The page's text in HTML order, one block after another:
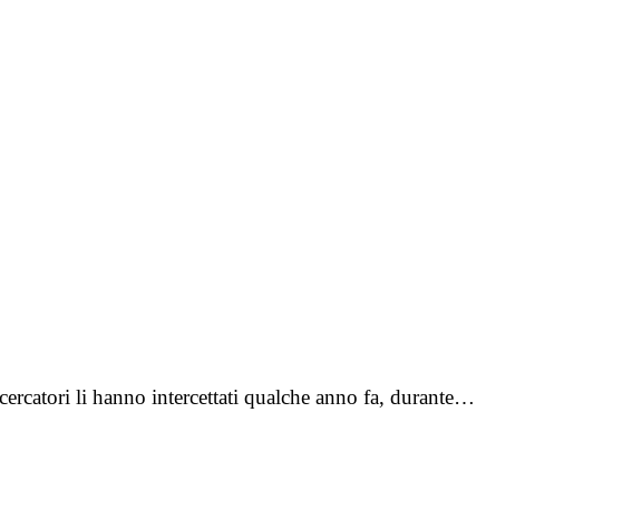
li hanno intercettati qualche anno fa, durante…